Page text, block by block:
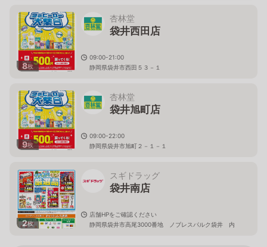
8枚
杏林堂
袋井西田店
09:00-21:00
静岡県袋井市西田５３－１
9枚
杏林堂
袋井旭町店
09:00-22:00
静岡県袋井市旭町２－１－１
2枚
スギドラッグ
袋井南店
店舗HPをご確認ください
静岡県袋井市高尾3000番地 ノブレスパルク袋井 内